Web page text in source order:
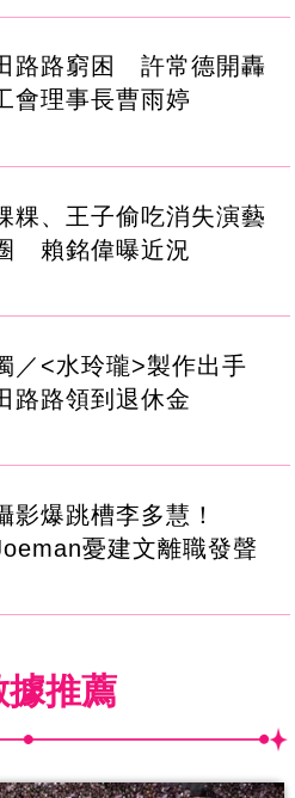
路路窮困 許常德開轟
會理事長曹雨婷
粿、王子偷吃消失演藝
賴銘偉曝近況
／<水玲瓏>製作出手
路路領到退休金
影爆跳槽李多慧！
憂建文離職發聲
據推薦